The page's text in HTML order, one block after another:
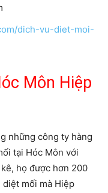
dich-vu-diet-moi-
Môn Hiệp
những công ty hàng
tại Hóc Môn với
họ được hơn 200
mối mà Hiệp